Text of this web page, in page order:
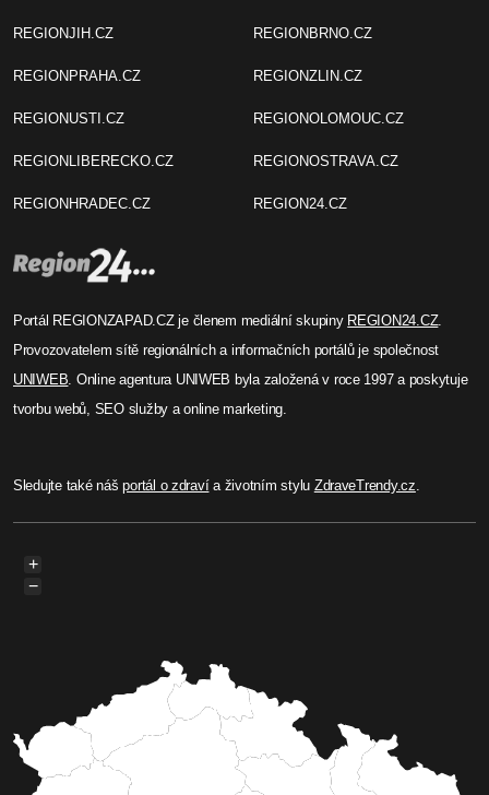
REGIONJIH.CZ
REGIONPRAHA.CZ
REGIONUSTI.CZ
REGIONLIBERECKO.CZ
REGIONHRADEC.CZ
REGIONBRNO.CZ
REGIONZLIN.CZ
REGIONOLOMOUC.CZ
REGIONOSTRAVA.CZ
REGION24.CZ
Portál REGIONZAPAD.CZ je členem mediální skupiny REGION24.CZ.
Provozovatelem sítě regionálních a informačních portálů je společnost
UNIWEB . Online agentura UNIWEB byla založená v roce 1997 a poskytuje
tvorbu webů, SEO služby a online marketing.
Sledujte také nášportál o zdravía životním stylu ZdraveTrendy.cz
+
−